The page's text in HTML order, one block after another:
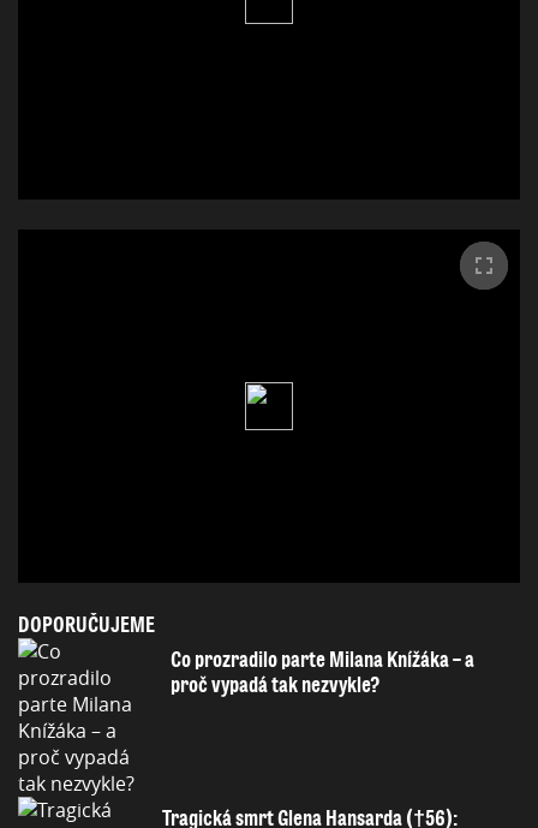
DOPORUČUJEME
Co prozradilo parte Milana Knížáka – a
proč vypadá tak nezvykle?
Tragická smrt Glena Hansarda (†56):